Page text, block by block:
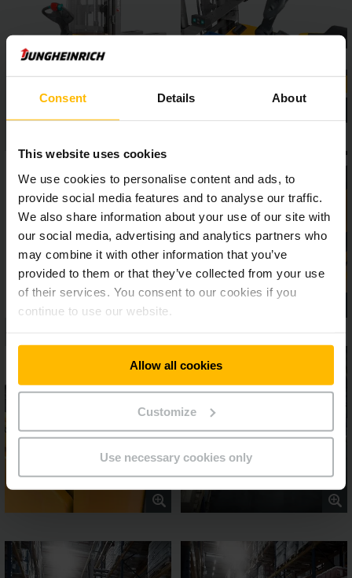
Consent Details About
This website uses cookies
We use cookies to personalise content and ads, to
provide social media features and to analyse our traffic.
We also share information about your use of our site with
our social media, advertising and analytics partners who
may combine it with other information that you’ve
provided to them or that they’ve collected from your use
of their services. You consent to our cookies if you
continue to use our website.
Allow all cookies
Customize
Use necessary cookies only
nagyobb biztonságot és hatékonyságot biztosítanak a
raktárban.